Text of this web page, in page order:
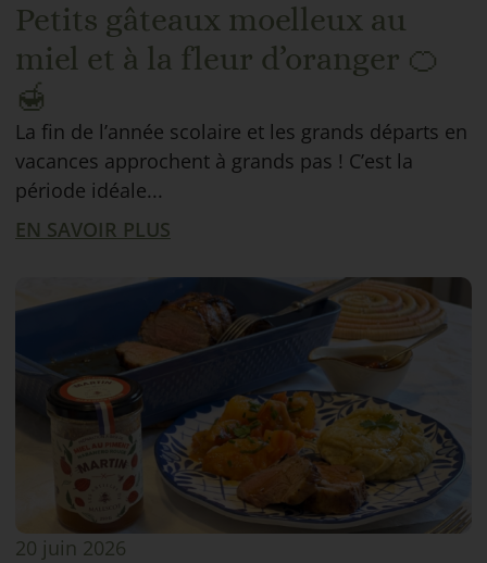
Petits gâteaux moelleux au
miel et à la fleur d’oranger 🍊
🍯
La fin de l’année scolaire et les grands départs en
vacances approchent à grands pas ! C’est la
période idéale...
EN SAVOIR PLUS
20 juin 2026